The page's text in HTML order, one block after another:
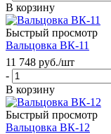
В корзину
Быстрый просмотр
Вальцовка ВК-11
11 748 руб./шт
-
В корзину
Быстрый просмотр
Вальцовка ВК-12